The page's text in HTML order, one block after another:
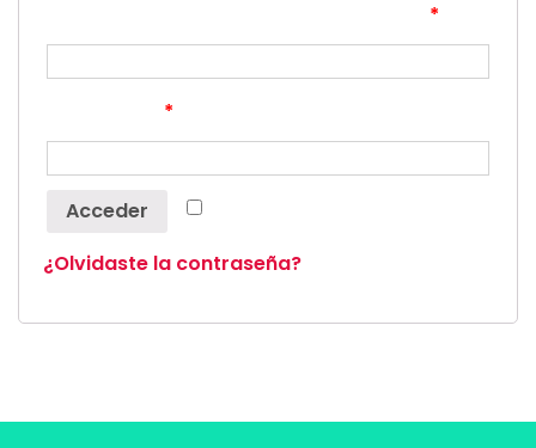
*
*
Acceder
¿Olvidaste la contraseña?